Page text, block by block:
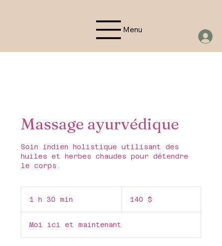
Menu
Massage ayurvédique
Soin indien holistique utilisant des
huiles et herbes chaudes pour détendre
le corps.
1 h 30 min
m
i
140 $
Moi ici et maintenant